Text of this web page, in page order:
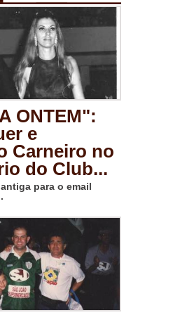
ONTEM":
e
Carneiro no
do Club...
para o email